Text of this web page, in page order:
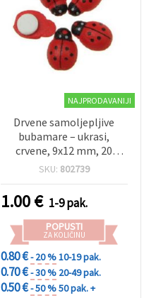
NAJPRODAVANIJI
Drvene samoljepljive
bubamare – ukrasi,
crvene, 9x12 mm, 20
komada
SKU: 802739
1.00€ 1-9 pak.
POPUSTI
ZA KOLIČINU
0.80 €- 20 %10-19 pak.
0.70 €- 30 % 20-49 pak.
0.50 €- 50 %50 pak. +